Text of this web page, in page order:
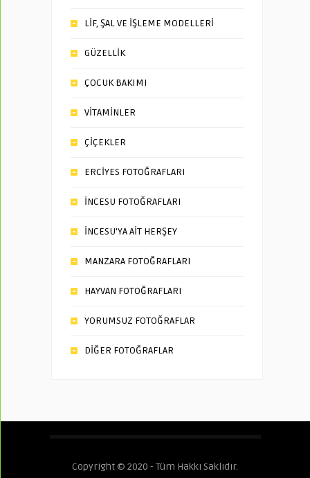
LİF, ŞAL VE İŞLEME MODELLERİ
GÜZELLİK
ÇOCUK BAKIMI
VİTAMİNLER
ÇİÇEKLER
ERCİYES FOTOĞRAFLARI
İNCESU FOTOĞRAFLARI
İNCESU’YA AİT HERŞEY
MANZARA FOTOĞRAFLARI
HAYVAN FOTOĞRAFLARI
YORUMSUZ FOTOĞRAFLAR
DİĞER FOTOĞRAFLAR
Copyright © 2020 - Tüm Hakkı Saklıdır.